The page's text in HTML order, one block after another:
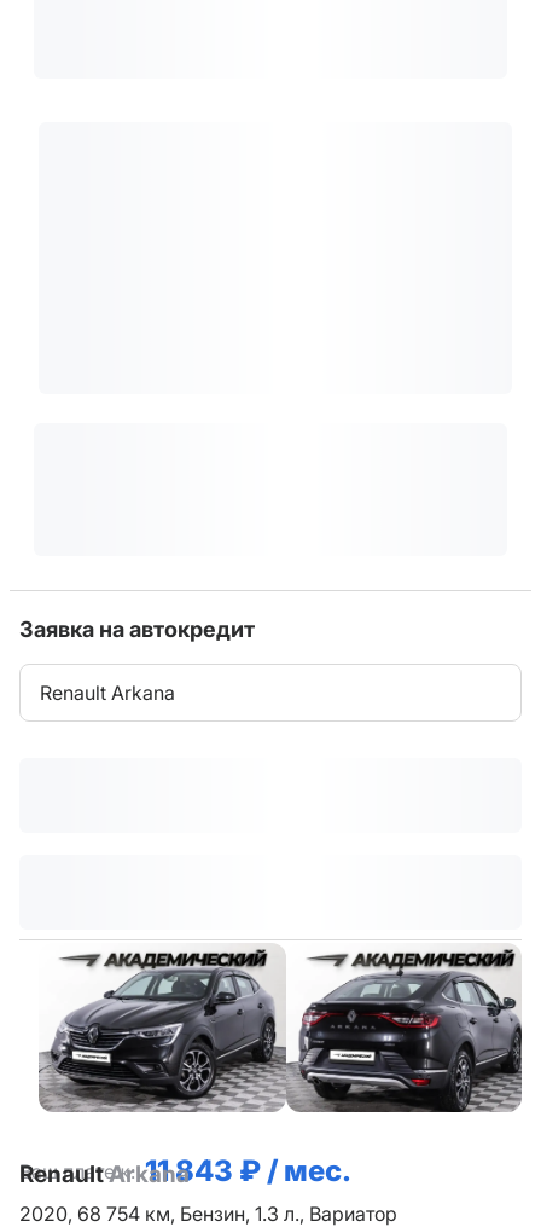
Заявка на автокредит
Renault Arkana
Ваш платеж: 11 843 ₽ / мес.
RenaultArkana
2020, 68 754 км, Бензин, 1.3 л., Вариатор